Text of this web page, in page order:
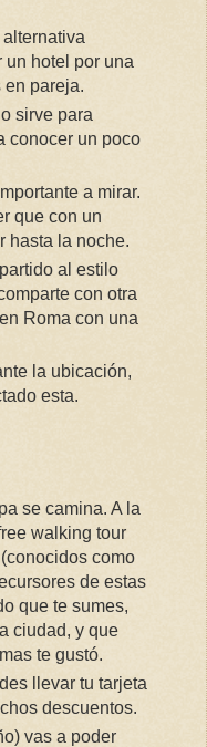
un hotel por una
pareja.
sirve para
conocer un poco
a mirar.
que con un
hasta la noche.
al estilo
con otra
Roma con una
la ubicación,
esta.
se camina. A la
walking tour
como
de estas
que te sumes,
ciudad, y que
te gustó.
llevar tu tarjeta
descuentos.
vas a poder